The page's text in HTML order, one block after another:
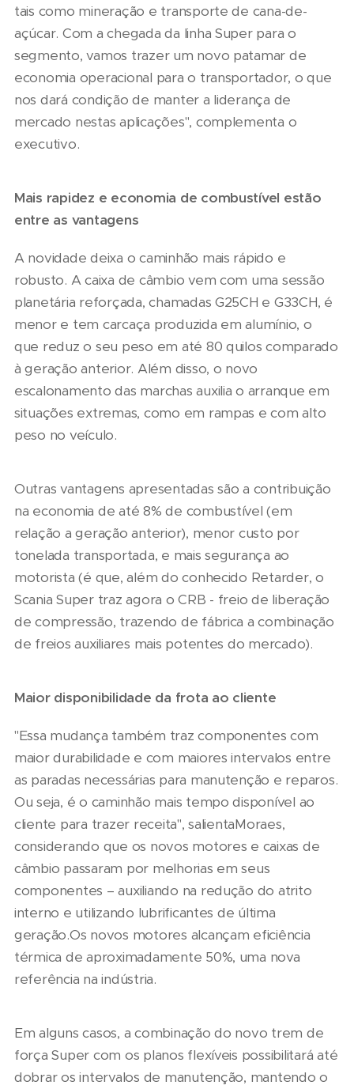
tais como mineração e transporte de cana-de-
açúcar. Com a chegada da linha Super para o
segmento, vamos trazer um novo patamar de
economia operacional para o transportador, o que
nos dará condição de manter a liderança de
mercado nestas aplicações", complementa o
executivo.
Mais rapidez e economia de combustível estão
entre as vantagens
A novidade deixa o caminhão mais rápido e
robusto. A caixa de câmbio vem com uma sessão
planetária reforçada, chamadas G25CH e G33CH, é
menor e tem carcaça produzida em alumínio, o
que reduz o seu peso em até 80 quilos comparado
à geração anterior. Além disso, o novo
escalonamento das marchas auxilia o arranque em
situações extremas, como em rampas e com alto
peso no veículo.
Outras vantagens apresentadas são a contribuição
na economia de até 8% de combustível (em
relação a geração anterior), menor custo por
tonelada transportada, e mais segurança ao
motorista (é que, além do conhecido Retarder, o
Scania Super traz agora o CRB - freio de liberação
de compressão, trazendo de fábrica a combinação
de freios auxiliares mais potentes do mercado).
Maior disponibilidade da frota ao cliente
"Essa mudança também traz componentes com
maior durabilidade e com maiores intervalos entre
as paradas necessárias para manutenção e reparos.
Ou seja, é o caminhão mais tempo disponível ao
cliente para trazer receita", salientaMoraes,
considerando que os novos motores e caixas de
câmbio passaram por melhorias em seus
componentes – auxiliando na redução do atrito
interno e utilizando lubrificantes de última
geração.Os novos motores alcançam eficiência
térmica de aproximadamente 50%, uma nova
referência na indústria.
Em alguns casos, a combinação do novo trem de
força Super com os planos flexíveis possibilitará até
dobrar os intervalos de manutenção, mantendo o